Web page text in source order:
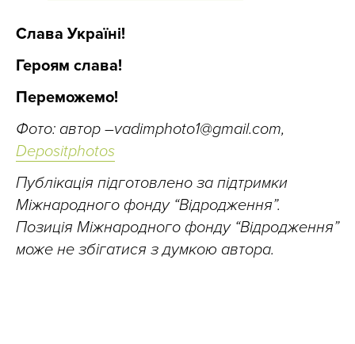
Слава Україні!
Героям слава!
Переможемо!
Фото: автор –vadimphoto1@gmail.com,
Depositphotos
Публікація підготовлено за підтримки
Міжнародного фонду “Відродження”.
Позиція Міжнародного фонду “Відродження”
може не збігатися з думкою автора.